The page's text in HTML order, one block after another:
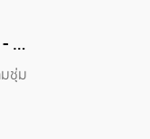
เรดเจลลดรอยแผลเป็น - Organic Kahai Scar Red Gel
ชุ่ม